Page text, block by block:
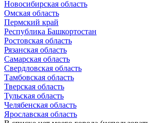
Новосибирская область
Омская область
Пермский край
Республика Башкортостан
Ростовская область
Рязанская область
Самарская область
Свердловская область
Тамбовская область
Тверская область
Тульская область
Челябенская область
Ярославская область